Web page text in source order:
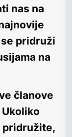
nas na
pridruži
na
članove
Ukoliko
pridružite,